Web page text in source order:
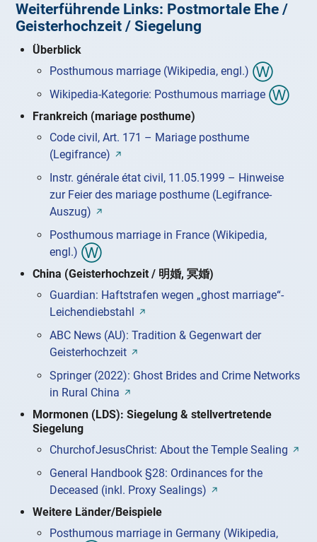
Weiterführende Links: Postmortale Ehe /
Geisterhochzeit / Siegelung
Überblick
Posthumous marriage (Wikipedia, engl.)
Wikipedia-Kategorie: Posthumous marriage
Frankreich (mariage posthume)
Code civil, Art. 171 – Mariage posthume
(Legifrance)
Instr. générale état civil, 11.05.1999 – Hinweise
zur Feier des mariage posthume (Legifrance-
Auszug)
Posthumous marriage in France (Wikipedia,
engl.)
China (Geisterhochzeit / 明婚, 冥婚)
Guardian: Haftstrafen wegen „ghost marriage“-
Leichendiebstahl
ABC News (AU): Tradition & Gegenwart der
Geisterhochzeit
Springer (2022): Ghost Brides and Crime Networks
in Rural China
Mormonen (LDS): Siegelung & stellvertretende
Siegelung
ChurchofJesusChrist: About the Temple Sealing
General Handbook §28: Ordinances for the
Deceased (inkl. Proxy Sealings)
Weitere Länder/Beispiele
Posthumous marriage in Germany (Wikipedia,